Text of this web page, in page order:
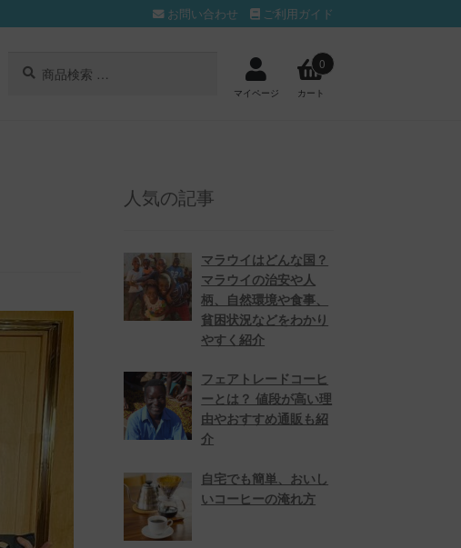
マイページ
0
カート
お問い合わせ ご利用ガイド
人気の記事
マラウイはどんな国？
マラウイの治安や人
柄、自然環境や食事、
貧困状況などをわかり
やすく紹介
フェアトレードコーヒ
ーとは？ 値段が高い理
由やおすすめ通販も紹
介
自宅でも簡単、おいし
いコーヒーの淹れ方